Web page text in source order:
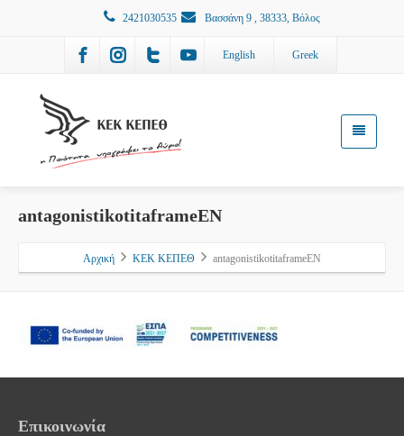
2421030535 Βασσάνη 9 , 38333, Βόλος
English Greek
antagonistikotitaframeEN
Αρχική ΚΕΚ ΚΕΠΕΘ antagonistikotitaframeEN
Επικοινωνία